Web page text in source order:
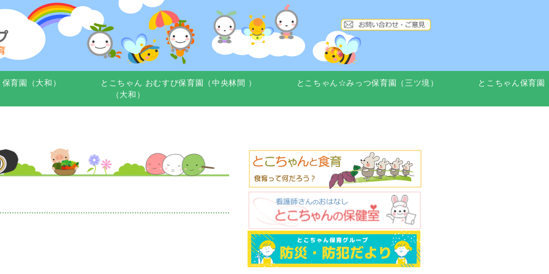
育園（大和） とこちゃん おむすび保育園（中央林間 ） とこちゃん☆みっつ保育園（三ツ境）
とこちゃん保育園
（大和）